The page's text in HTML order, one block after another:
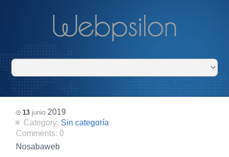
13 junio 2019
Category: Sin categoría
Comments:0
Nosabaweb